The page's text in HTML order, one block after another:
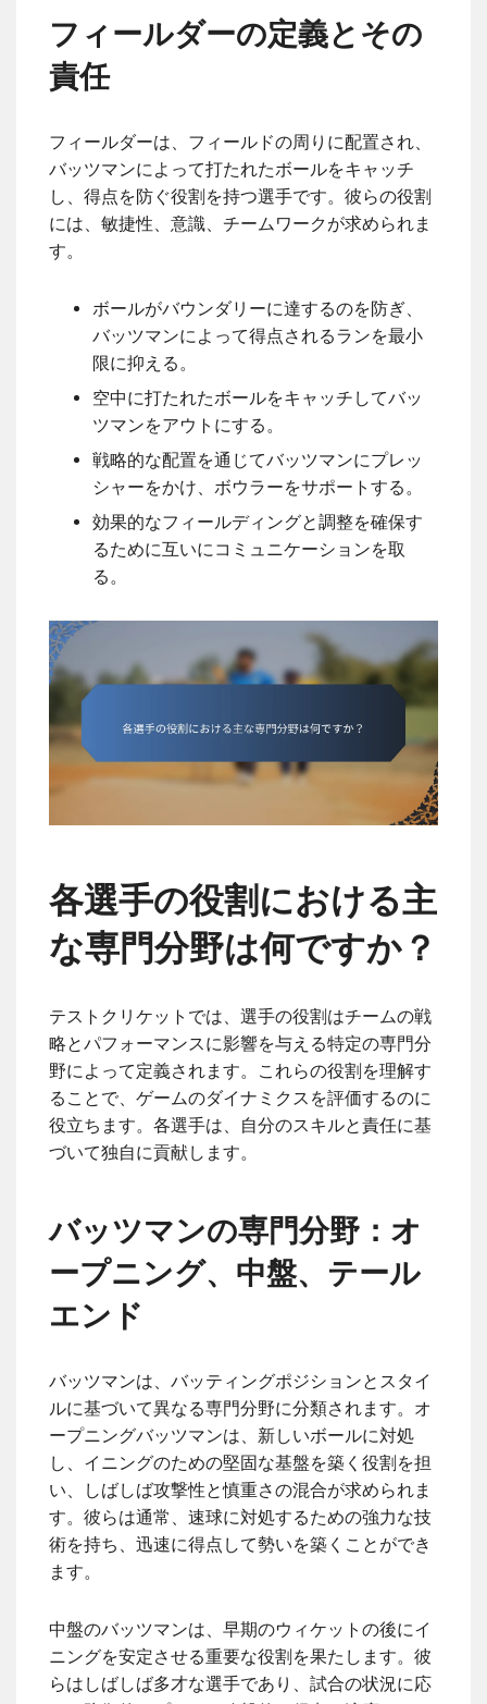
フィールダーの定義とその
責任
フィールダーは、フィールドの周りに配置され、
バッツマンによって打たれたボールをキャッチ
し、得点を防ぐ役割を持つ選手です。彼らの役割
には、敏捷性、意識、チームワークが求められま
す。
ボールがバウンダリーに達するのを防ぎ、
バッツマンによって得点されるランを最小
限に抑える。
空中に打たれたボールをキャッチしてバッ
ツマンをアウトにする。
戦略的な配置を通じてバッツマンにプレッ
シャーをかけ、ボウラーをサポートする。
効果的なフィールディングと調整を確保す
るために互いにコミュニケーションを取
る。
各選手の役割における主
な専門分野は何ですか？
テストクリケットでは、選手の役割はチームの戦
略とパフォーマンスに影響を与える特定の専門分
野によって定義されます。これらの役割を理解す
ることで、ゲームのダイナミクスを評価するのに
役立ちます。各選手は、自分のスキルと責任に基
づいて独自に貢献します。
バッツマンの専門分野：オ
ープニング、中盤、テール
エンド
バッツマンは、バッティングポジションとスタイ
ルに基づいて異なる専門分野に分類されます。オ
ープニングバッツマンは、新しいボールに対処
し、イニングのための堅固な基盤を築く役割を担
い、しばしば攻撃性と慎重さの混合が求められま
す。彼らは通常、速球に対処するための強力な技
術を持ち、迅速に得点して勢いを築くことができ
ます。
中盤のバッツマンは、早期のウィケットの後にイ
ニングを安定させる重要な役割を果たします。彼
らはしばしば多才な選手であり、試合の状況に応